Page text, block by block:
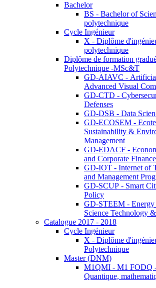
Bachelor
BS - Bachelor of
polytechnique
Cycle Ingénieur
X - Diplôme
polytechnique
Diplôme de formation
Polytechnique -MSc&T
GD-AIAVC -
Advanced Visual
GD-CTD -
Defenses
GD-DSB - Data
GD-ECOSEM -
Sustainability &
Management
GD-EDACF -
and Corporate Finance
GD-IOT - Internet of
and Management
GD-SCUP - Smart
Policy
GD-STEEM - Energy
Science Technology
Catalogue 2017 - 2018
Cycle Ingénieur
X - Diplôme
Polytechnique
Master (DNM)
M1QMI - M1 FODQ
Quantique,